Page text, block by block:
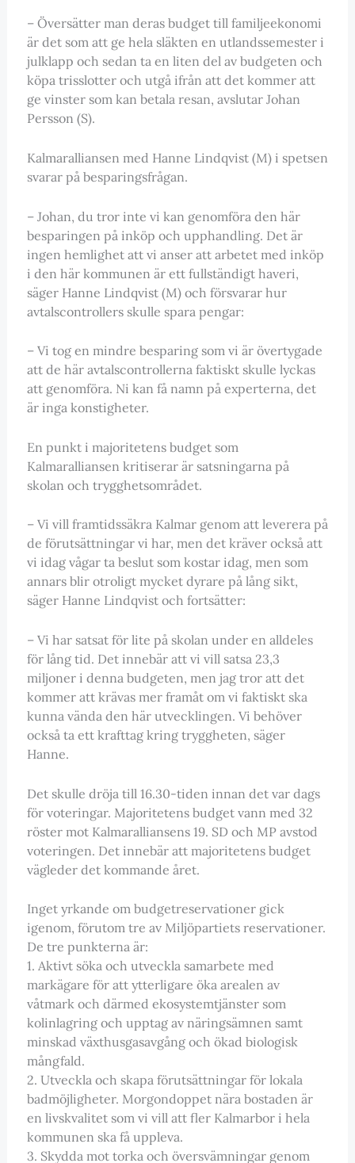
– Översätter man deras budget till familjeekonomi
är det som att ge hela släkten en utlandssemester i
julklapp och sedan ta en liten del av budgeten och
köpa trisslotter och utgå ifrån att det kommer att
ge vinster som kan betala resan, avslutar Johan
Persson (S).
Kalmaralliansen med Hanne Lindqvist (M) i spetsen
svarar på besparingsfrågan.
– Johan, du tror inte vi kan genomföra den här
besparingen på inköp och upphandling. Det är
ingen hemlighet att vi anser att arbetet med inköp
i den här kommunen är ett fullständigt haveri,
säger Hanne Lindqvist (M) och försvarar hur
avtalscontrollers skulle spara pengar:
– Vi tog en mindre besparing som vi är övertygade
att de här avtalscontrollerna faktiskt skulle lyckas
att genomföra. Ni kan få namn på experterna, det
är inga konstigheter.
En punkt i majoritetens budget som
Kalmaralliansen kritiserar är satsningarna på
skolan och trygghetsområdet.
– Vi vill framtidssäkra Kalmar genom att leverera på
de förutsättningar vi har, men det kräver också att
vi idag vågar ta beslut som kostar idag, men som
annars blir otroligt mycket dyrare på lång sikt,
säger Hanne Lindqvist och fortsätter:
– Vi har satsat för lite på skolan under en alldeles
för lång tid. Det innebär att vi vill satsa 23,3
miljoner i denna budgeten, men jag tror att det
kommer att krävas mer framåt om vi faktiskt ska
kunna vända den här utvecklingen. Vi behöver
också ta ett krafttag kring tryggheten, säger
Hanne.
Det skulle dröja till 16.30-tiden innan det var dags
för voteringar. Majoritetens budget vann med 32
röster mot Kalmaralliansens 19. SD och MP avstod
voteringen. Det innebär att majoritetens budget
vägleder det kommande året.
Inget yrkande om budgetreservationer gick
igenom, förutom tre av Miljöpartiets reservationer.
De tre punkterna är:
1. Aktivt söka och utveckla samarbete med
markägare för att ytterligare öka arealen av
våtmark och därmed ekosystemtjänster som
kolinlagring och upptag av näringsämnen samt
minskad växthusgasavgång och ökad biologisk
mångfald.
2. Utveckla och skapa förutsättningar för lokala
badmöjligheter. Morgondoppet nära bostaden är
en livskvalitet som vi vill att fler Kalmarbor i hela
kommunen ska få uppleva.
3. Skydda mot torka och översvämningar genom